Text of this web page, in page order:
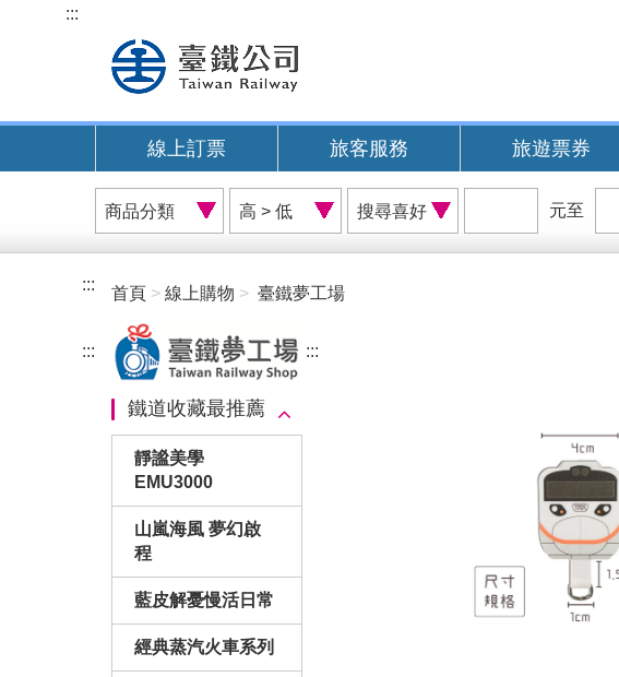
內
:::
線上訂票 旅客服務 旅遊票券
商
品
分
價
格
排
搜
尋
喜
位
元至
::: 首頁 線上購物 臺鐵夢工場
:::
鐵道收藏最推薦
靜謐美學
EMU3000
山嵐海風 夢幻啟
程
藍皮解憂慢活日常
經典蒸汽火車系列
:::